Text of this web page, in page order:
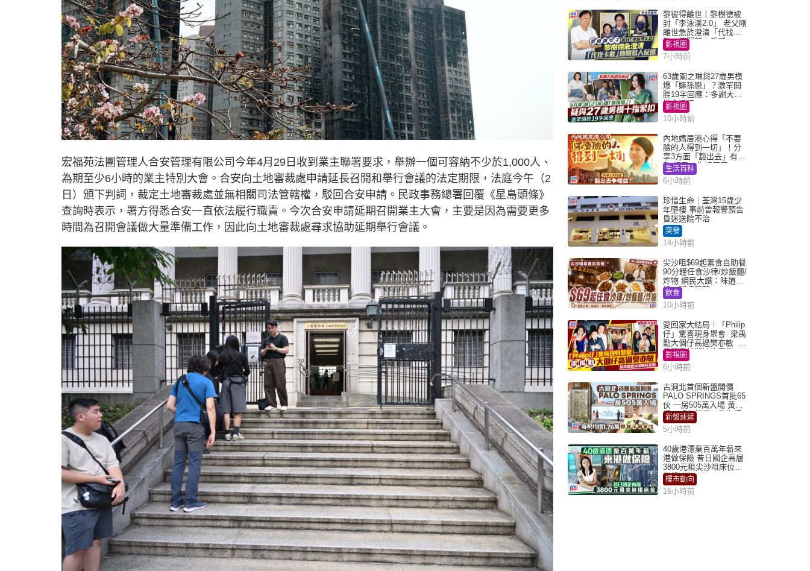
宏福苑法團管理人合安管理有限公司今年4月29日收到業主聯署要求，舉辦一個可容納不少於1,000人、
為期至少6小時的業主特別大會。合安向土地審裁處申請延長召開和舉行會議的法定期限，法庭今午（2
日）頒下判詞，裁定土地審裁處並無相關司法管轄權，駁回合安申請。民政事務總署回覆《星島頭條》
查詢時表示，署方得悉合安一直依法履行職責。今次合安申請延期召開業主大會，主要是因為需要更多
時間為召開會議做大量準備工作，因此向土地審裁處尋求協助延期舉行會議。
黎彼得離世丨黎樹德被
封「李泳漢2.0」 老父剛
離世急於澄清「代找卡
數」傳聞惹人反感
影視圈
7小時前
63歲關之琳與27歲男模
爆「嫲孫戀」？激罕開
腔19字回應：多謝大家
掛念近況
影視圈
10小時前
內地媽居港心得「不要
臉的人得到一切」！分
享3方面「豁出去」有著
數 網民：你好厲害
生活百科
6小時前
珍惜生命｜荃灣15歲少
年墮樓 事前曾報警預告
昏迷送院不治
突發
14小時前
尖沙咀$69起素食自助餐
90分鐘任食沙律/炒飯麵/
炸物 網民大讚：味道
好，環境闊落
飲食
10小時前
愛回家大結局｜「Philip
仔」驚喜現身聚會 梁禹
勤大個仔高過樊亦敏 超
乖黐實林淑敏許家傑
影視圈
6小時前
古洞北首個新盤開價
PALO SPRINGS首批65
伙 一房505萬入場 黃光
耀：「北都價」具指標
作用
新盤速遞
5小時前
40歲港漂棄百萬年薪來
港做保險 昔日國企高層
3800元租尖沙咀床位｜
租盤Million
樓市動向
16小時前